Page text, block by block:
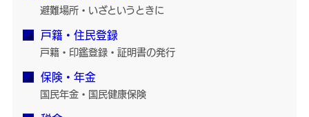
避難場所・いざというときに
戸籍・住民登録
戸籍・印鑑登録・証明書の発行
保険・年金
国民年金・国民健康保険